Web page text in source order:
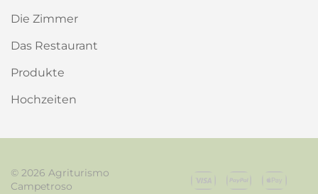
Die Zimmer
Das Restaurant
Produkte
Hochzeiten
© 2026 Agriturismo
Campetroso